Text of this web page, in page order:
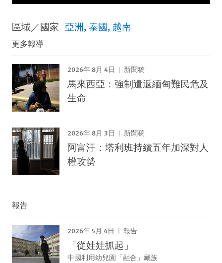
區域／國家 亞洲 泰國 越南
更多報導
2026年 8月 4日 新聞稿
馬來西亞：強制遣返緬甸難民危及
生命
2026年 8月 3日 新聞稿
阿富汗：塔利班持續五年加深對人
權攻勢
報告
2026年 5月 4日 報告
「從娃娃抓起」
中國利用幼兒園「融合」藏族